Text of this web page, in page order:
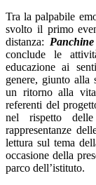
Tra la palpabile
svolto il primo
distanza:
conclude le
educazione ai
genere, giunto alla
un ritorno alla
referenti del
nel rispetto
rappresentanze
lettura sul tema
occasione della
parco dell’istituto.